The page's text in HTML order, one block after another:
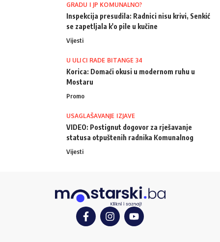
GRADU I JP KOMUNALNO?
Inspekcija presudila: Radnici nisu krivi, Senkić
se zapetljala k'o pile u kučine
Vijesti
U ULICI RADE BITANGE 34
Korica: Domaći okusi u modernom ruhu u
Mostaru
Promo
USAGLAŠAVANJE IZJAVE
VIDEO: Postignut dogovor za rješavanje
statusa otpuštenih radnika Komunalnog
Vijesti